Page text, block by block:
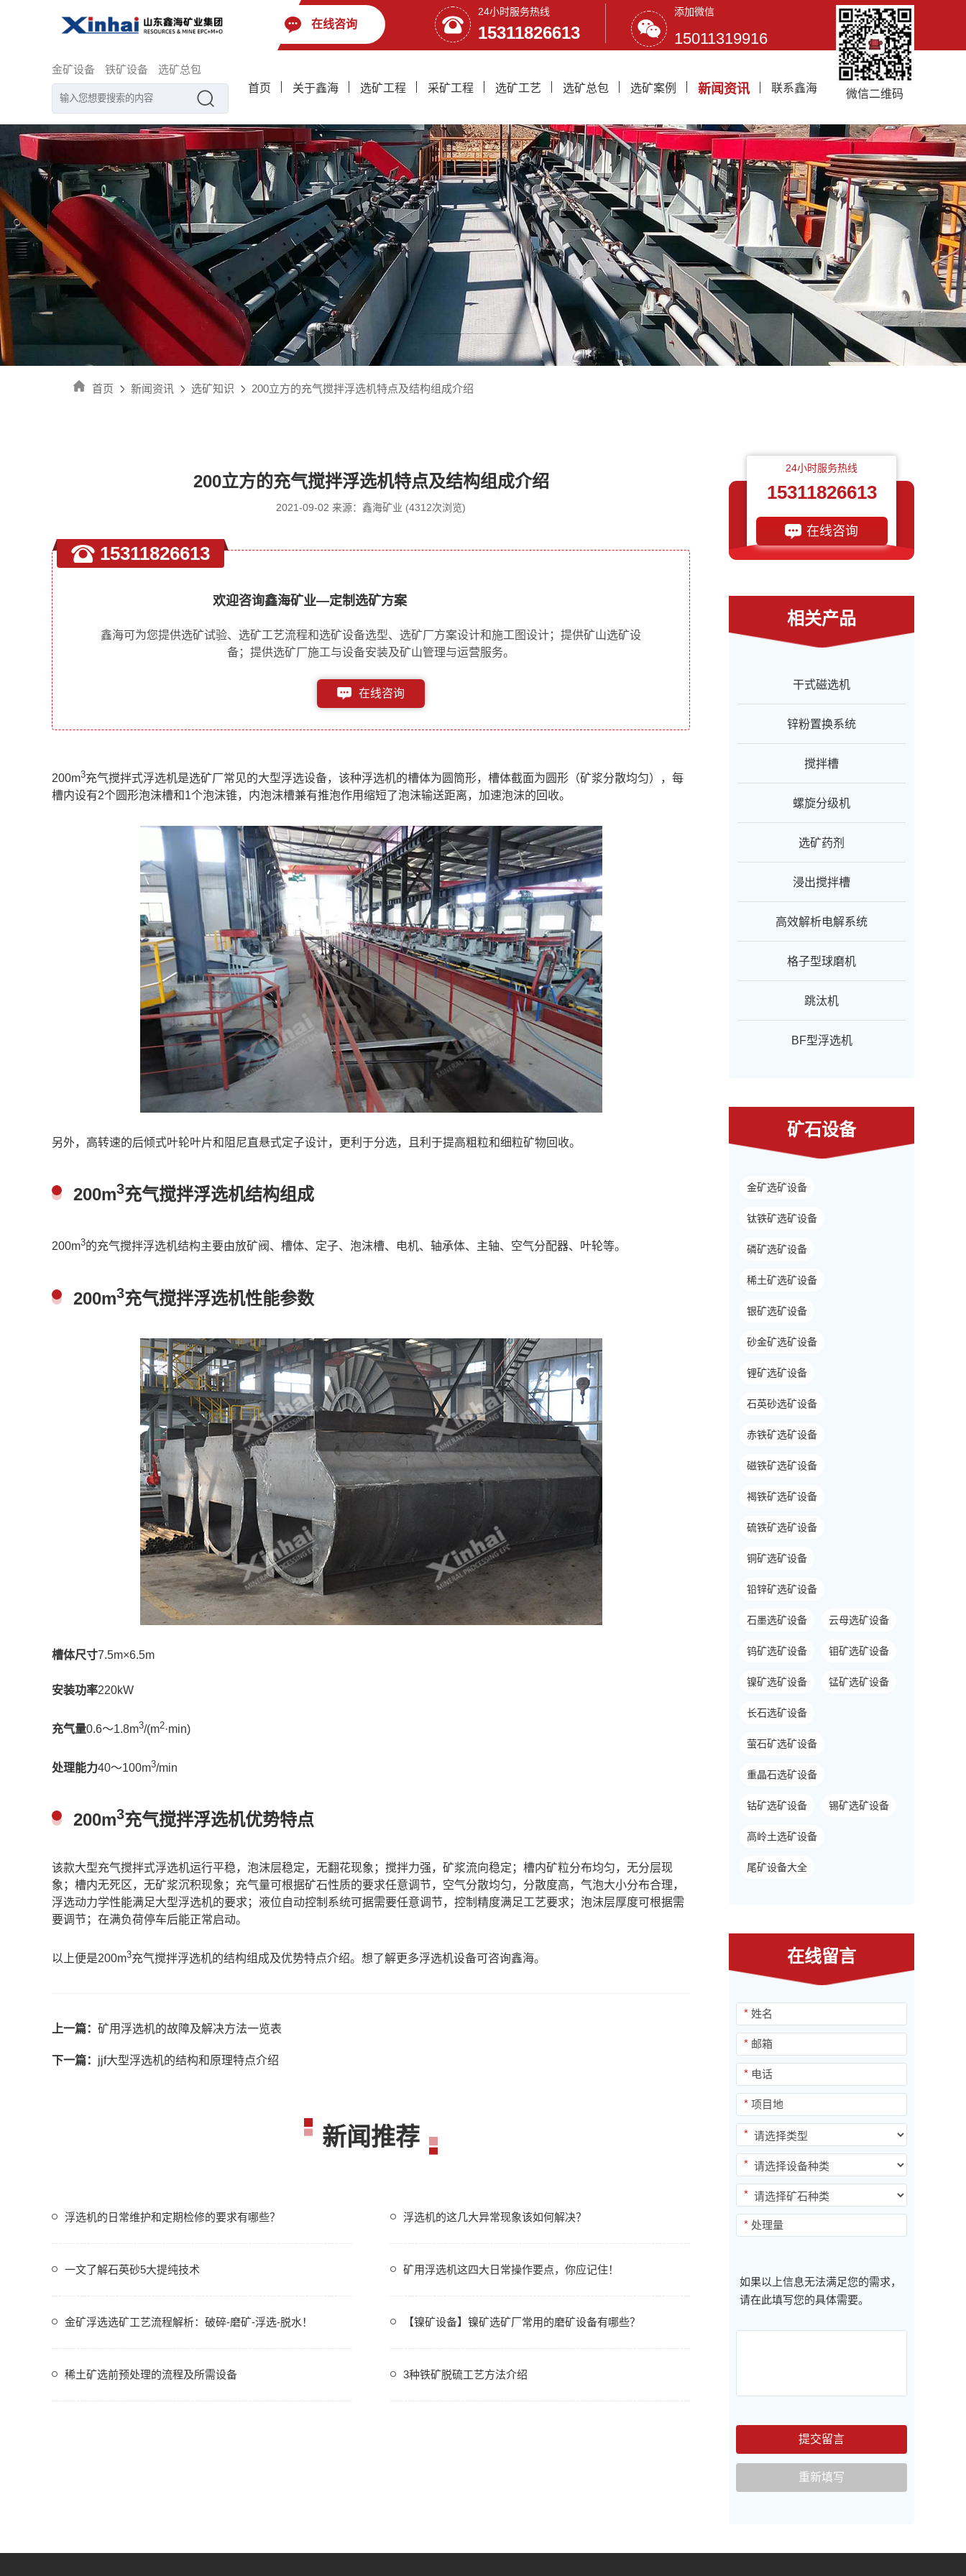
在线咨询
添加微信
15011319916
24小时服务热线
15311826613
微信二维码
金矿设备 铁矿设备
选矿总包
首页
关于鑫海 选矿工程 采矿工程 选矿工艺 选矿总包 选矿案例 新闻资讯 联系鑫海
首页 新闻资讯 选矿知识 200立方的充气搅拌浮选机特点及结构组成介绍
200立方的充气搅拌浮选机特点及结构组成介绍
2021-09-02 来源：鑫海矿业 (4312次浏览)
15311826613
欢迎咨询鑫海矿业—定制选矿方案
鑫海可为您提供选矿试验、选矿工艺流程和选矿设备选型、选矿厂方案设计和施工图设计；提供矿山选矿设
备；提供选矿厂施工与设备安装及矿山管理与运营服务。
在线咨询
200m3充气搅拌式浮选机是选矿厂常见的大型浮选设备，该种浮选机的槽体为圆筒形，槽体截面为圆形（矿浆分散均匀），每
槽内设有2个圆形泡沫槽和1个泡沫锥，内泡沫槽兼有推泡作用缩短了泡沫输送距离，加速泡沫的回收。
另外，高转速的后倾式叶轮叶片和阻尼直悬式定子设计，更利于分选，且利于提高粗粒和细粒矿物回收。
200m3充气搅拌浮选机结构组成
200m3的充气搅拌浮选机结构主要由放矿阀、槽体、定子、泡沫槽、电机、轴承体、主轴、空气分配器、叶轮等。
200m3充气搅拌浮选机性能参数
槽体尺寸7.5m×6.5m
安装功率220kW
充气量0.6～1.8m3/(m2·min)
处理能力40～100m3/min
200m3充气搅拌浮选机优势特点
该款大型充气搅拌式浮选机运行平稳，泡沫层稳定，无翻花现象；搅拌力强，矿浆流向稳定；槽内矿粒分布均匀，无分层现
象；槽内无死区，无矿浆沉积现象；充气量可根据矿石性质的要求任意调节，空气分散均匀，分散度高，气泡大小分布合理，
浮选动力学性能满足大型浮选机的要求；液位自动控制系统可据需要任意调节，控制精度满足工艺要求；泡沫层厚度可根据需
要调节；在满负荷停车后能正常启动。
以上便是200m3充气搅拌浮选机的结构组成及优势特点介绍。想了解更多浮选机设备可咨询鑫海。
上一篇： 矿用浮选机的故障及解决方法一览表
下一篇： jjf大型浮选机的结构和原理特点介绍
新闻推荐
浮选机的日常维护和定期检修的要求有哪些？ 浮选机的这几大异常现象该如何解决？
一文了解石英砂5大提纯技术 矿用浮选机这四大日常操作要点，你应记住！
金矿浮选选矿工艺流程解析：破碎-磨矿-浮选-脱水！ 【镍矿设备】镍矿选矿厂常用的磨矿设备有哪些？
稀土矿选前预处理的流程及所需设备 3种铁矿脱硫工艺方法介绍
24小时服务热线
15311826613
在线咨询
相关产品
干式磁选机
锌粉置换系统
搅拌槽
螺旋分级机
选矿药剂
浸出搅拌槽
高效解析电解系统
格子型球磨机
跳汰机
BF型浮选机
矿石设备
金矿选矿设备
钛铁矿选矿设备
磷矿选矿设备
稀土矿选矿设备
银矿选矿设备
砂金矿选矿设备
锂矿选矿设备
石英砂选矿设备
赤铁矿选矿设备
磁铁矿选矿设备
褐铁矿选矿设备
硫铁矿选矿设备
铜矿选矿设备
铅锌矿选矿设备
石墨选矿设备 云母选矿设备
钨矿选矿设备 钼矿选矿设备
镍矿选矿设备 锰矿选矿设备
长石选矿设备
萤石矿选矿设备
重晶石选矿设备
钴矿选矿设备 锡矿选矿设备
高岭土选矿设备
尾矿设备大全
在线留言
*
*
*
*
*
*
*
*
如果以上信息无法满足您的需求，
请在此填写您的具体需要。